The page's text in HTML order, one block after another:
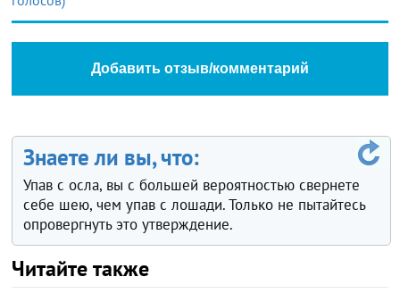
Добавить отзыв/комментарий
Знаете ли вы, что:
Упав с осла, вы с большей вероятностью свернете
себе шею, чем упав с лошади. Только не пытайтесь
опровергнуть это утверждение.
Читайте также